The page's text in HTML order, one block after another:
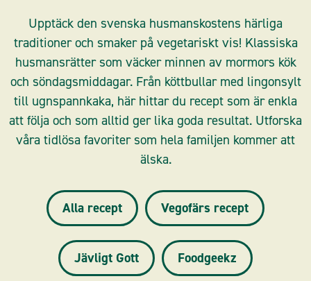
Upptäck den svenska husmanskostens härliga
traditioner och smaker på vegetariskt vis! Klassiska
husmansrätter som väcker minnen av mormors kök
och söndagsmiddagar. Från köttbullar med lingonsylt
till ugnspannkaka, här hittar du recept som är enkla
att följa och som alltid ger lika goda resultat. Utforska
våra tidlösa favoriter som hela familjen kommer att
älska.
Alla recept Vegofärs recept
Jävligt Gott Foodgeekz